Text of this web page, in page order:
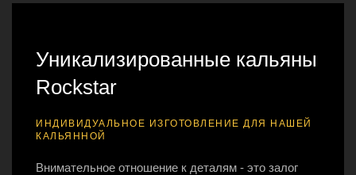
Уникализированные кальяны
Rockstar
ИНДИВИДУАЛЬНОЕ ИЗГОТОВЛЕНИЕ ДЛЯ НАШЕЙ
КАЛЬЯННОЙ
Внимательное отношение к деталям - это залог